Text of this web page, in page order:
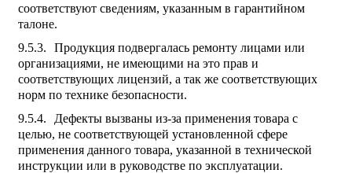
соответствуют сведениям, указанным в гарантийном
талоне.
Продукция подвергалась ремонту лицами или
организациями, не имеющими на это прав и
соответствующих лицензий, а так же соответствующих
норм по технике безопасности.
Дефекты вызваны из-за применения товара с
целью, не соответствующей установленной сфере
применения данного товара, указанной в технической
инструкции или в руководстве по эксплуатации.